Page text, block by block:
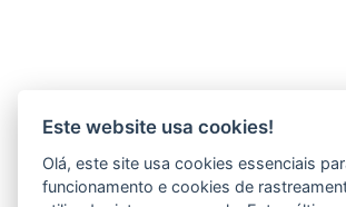
Este website usa cookies!
Olá, este site usa cookies essenciais
funcionamento e cookies de